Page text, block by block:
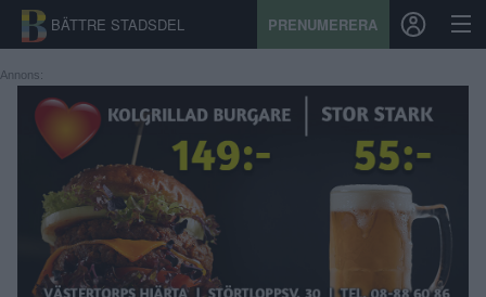
BÄTTRE STADSDEL PRENUMERERA
START
STADSDEL
PRENUMERATION
SPORT
Annons: